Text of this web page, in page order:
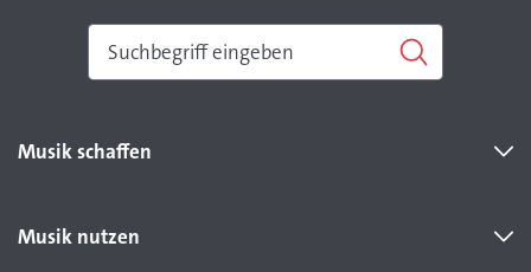
Musik schaffen
Musik nutzen